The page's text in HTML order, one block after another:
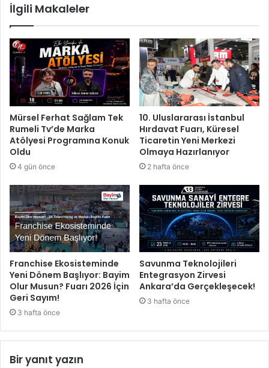
İlgili Makaleler
Mürsel Ferhat Sağlam Tek
Rumeli Tv’de Marka
Atölyesi Programına Konuk
Oldu
4 gün önce
10. Uluslararası İstanbul
Hırdavat Fuarı, Küresel
Ticaretin Yeni Merkezi
Olmaya Hazırlanıyor
2 hafta önce
Franchise Ekosisteminde
Yeni Dönem Başlıyor: Bayim
Olur Musun? Fuarı 2026 İçin
Geri Sayım!
3 hafta önce
Savunma Teknolojileri
Entegrasyon Zirvesi
Ankara’da Gerçekleşecek!
3 hafta önce
Bir yanıt yazın